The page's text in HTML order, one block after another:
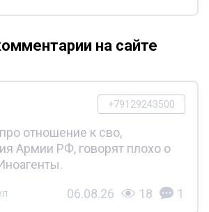
на сайте
+79129243500
отношение к сво,
Армии РФ, говорят плохо о
06.08.26 18 1